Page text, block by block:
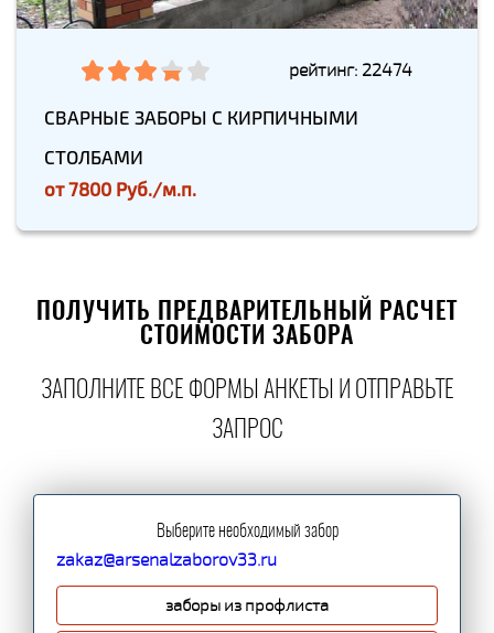
рейтинг: 22474
СВАРНЫЕ ЗАБОРЫ С КИРПИЧНЫМИ
СТОЛБАМИ
от7800 Руб./м.п.
ПОЛУЧИТЬ ПРЕДВАРИТЕЛЬНЫЙ РАСЧЕТ
СТОИМОСТИ ЗАБОРА
ЗАПОЛНИТЕ ВСЕ ФОРМЫ АНКЕТЫ И ОТПРАВЬТЕ
ЗАПРОС
Выберите необходимый забор
zakaz@arsenalzaborov33.ru
заборы из профлиста